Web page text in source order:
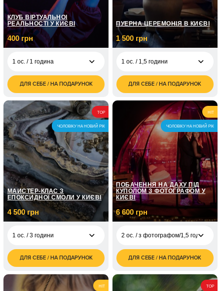
КЛУБ ВІРТУАЛЬНОЇ
РЕАЛЬНОСТІ У КИЄВІ
400 грн
1 ос. / 1 година
400
грн
2 ос. / 1 година
800
грн
3 ос. / 1 година
1 200
грн
4 ос. / 1 година
1 600
ДЛЯ СЕБЕ / НА ПОДАРУНОК
ПУЕРНА ЦЕРЕМОНІЯ В КИЄВІ
1 500 грн
1 ос. / 1,5 години
1 500
грн
2 ос. / 1,5 години
3 000
грн
ДЛЯ СЕБЕ / НА ПОДАРУНОК
TOP
ЧОЛОВІКУ НА НОВИЙ РІК
МАЙСТЕР-КЛАС З
ЕПОКСИДНОЇ СМОЛИ У КИЄВІ
4 500 грн
1 ос. / 3 години
4 500
грн
2 ос. / 3 години
9 000
грн
ДЛЯ СЕБЕ / НА ПОДАРУНОК
HIT
ЧОЛОВІКУ НА НОВИЙ РІК
ПОБАЧЕННЯ НА ДАХУ ПІД
КУПОЛОМ З ФОТОГРАФОМ У
КИЄВІ
6 600 грн
2 ос. / з фотографом/1,5 години
2 ос. / з
фотографом/1,5
години
6 600
ДЛЯ СЕБЕ / НА ПОДАРУНОК
HIT TOP